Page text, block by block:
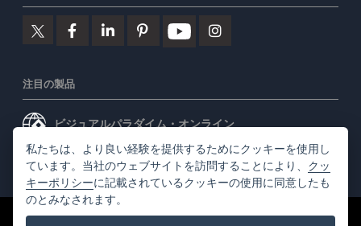
注目の製品
ビジュアルパラダイム・オンライン
ビジュアルパラダイムデスクトップ
©2026 by Visual Paradigm. 全ての権利を有する
私たちは、より良い経験を提供するためにクッキーを使用し
ています。当社のウェブサイトを訪問することにより、 クッ
キーポリシーに記載されているクッキーの使用に同意したも
のとみなされます。